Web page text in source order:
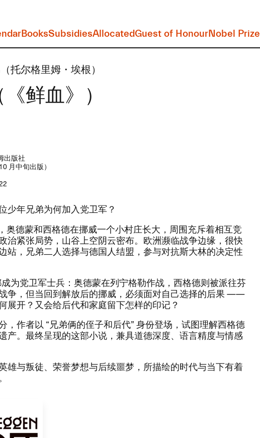
BooksSubsidiesAllocatedGuest of HonourNobel Prize
托尔格里姆・埃根）
鲜血》）
出版社
月中旬出版）
少年兄弟为何加入党卫军？​​
奥德蒙和西格德在挪威一个小村庄长大，​周围充斥着相互竞
治紧张局势，​山谷上空阴云密布。​欧洲濒临战争边缘，​很快
站，​兄弟二人选择与德国人结盟，​参与对抗斯大林的决定性
为党卫军士兵：​奥德蒙在列宁格勒作战，​西格德则被派往芬
争，​但当回到解放后的挪威，​必须面对自己选择的后果 ​—​—
展开？​又会给后代和家庭留下怎样的印记？​​
，​作者以 ​“兄弟俩的侄子和后代” ​身份登场，​试图理解西格德
产。​最终呈现的这部小说，​兼具道德深度、​语言精度与情感
雄与叛徒、​荣誉梦想与后续噩梦，​所描绘的时代与当下有着